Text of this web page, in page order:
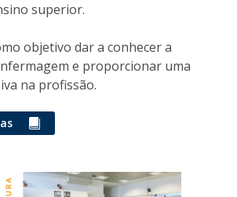
superior.
objetivo dar a conhecer a
e proporcionar uma
na profissão.